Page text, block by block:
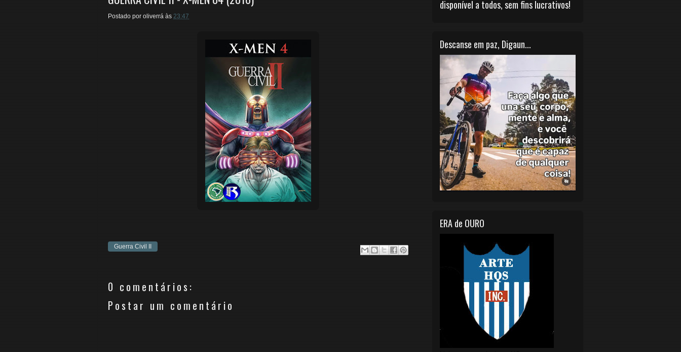
Postado por oliverrá às 23:47
Guerra Civil II
0 comentários:
Postar um comentário
disponível a todos, sem fins lucrativos!
Descanse em paz, Digaun...
ERA de OURO